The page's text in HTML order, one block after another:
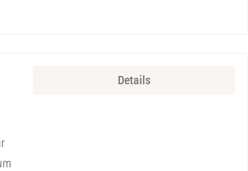
Details